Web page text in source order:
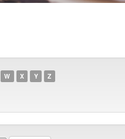
W X Y Z